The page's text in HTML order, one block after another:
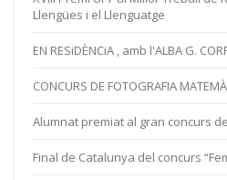
Llengües i el Llenguatge
EN RESiDÈNCiA , amb l'ALBA G.
CONCURS DE FOTOGRAFIA
Alumnat premiat al gran concurs
Final de Catalunya del concurs